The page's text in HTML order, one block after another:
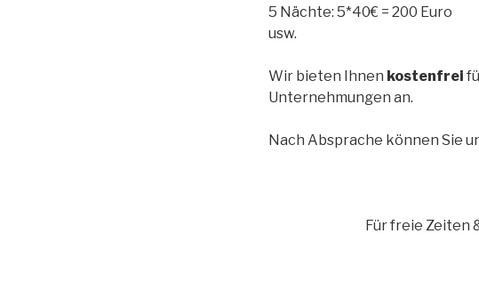
5 Nächte: 5*40€ = 200 Euro
usw.
Wir bieten Ihnen kostenfrei
Unternehmungen an.
Nach Absprache können Sie
Für freie Zeiten